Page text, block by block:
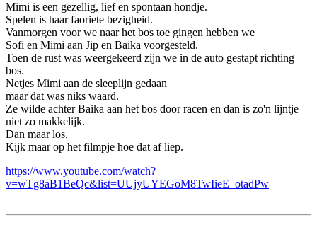
Mimi is een gezellig, lief en spontaan hondje.
Spelen is haar faoriete bezigheid.
Vanmorgen voor we naar het bos toe gingen hebben we
Sofi en Mimi aan Jip en Baika voorgesteld.
Toen de rust was weergekeerd zijn we in de auto gestapt richting
bos.
Netjes Mimi aan de sleeplijn gedaan
maar dat was niks waard.
Ze wilde achter Baika aan het bos door racen en dan is zo'n lijntje
niet zo makkelijk.
Dan maar los.
Kijk maar op het filmpje hoe dat af liep.
https://www.youtube.com/watch?
v=wTg8aB1BeQc&list=UUjyUYEGoM8TwIieE_otadPw